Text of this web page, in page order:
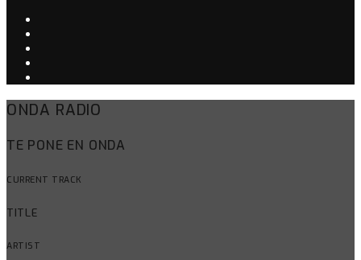
ONDA RADIO
TE PONE EN ONDA
CURRENT TRACK
TITLE
ARTIST